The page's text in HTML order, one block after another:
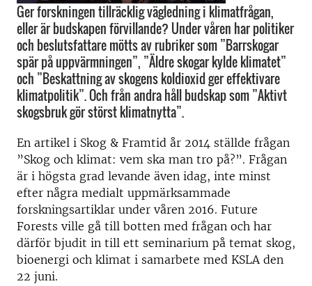
Ger forskningen tillräcklig vägledning i klimatfrågan,
eller är budskapen förvillande? Under våren har politiker
och beslutsfattare mötts av rubriker som ”Barrskogar
spär på uppvärmningen”, ”Äldre skogar kylde klimatet”
och ”Beskattning av skogens koldioxid ger effektivare
klimatpolitik”. Och från andra håll budskap som ”Aktivt
skogsbruk gör störst klimatnytta”.
En artikel i Skog & Framtid år 2014 ställde frågan
”Skog och klimat: vem ska man tro på?”. Frågan
är i högsta grad levande även idag, inte minst
efter några medialt uppmärksammade
forskningsartiklar under våren 2016. Future
Forests ville gå till botten med frågan och har
därför bjudit in till ett seminarium på temat skog,
bioenergi och klimat i samarbete med KSLA den
22 juni.